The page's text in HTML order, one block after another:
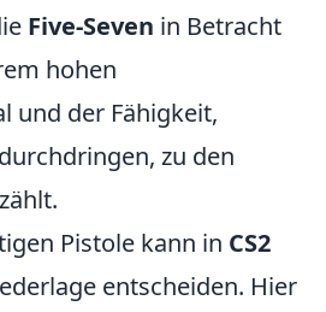
Five-Seven in Betracht
hohen
und der Fähigkeit,
zu den
Pistole kann in CS2
entscheiden. Hier